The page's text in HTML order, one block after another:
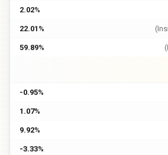
2.02%
22.01%
59.89%
-0.95%
1.07%
9.92%
-3.33%